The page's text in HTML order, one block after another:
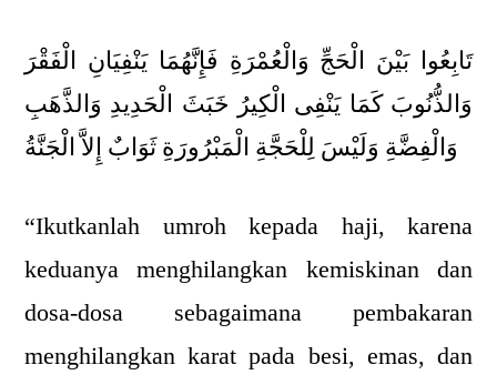
تَابِعُوا بَيْنَ الْحَجِّ وَالْعُمْرَةِ فَإِنَّهُمَا يَنْفِيَانِ الْفَقْرَ
وَالذُّنُوبَ كَمَا يَنْفِى الْكِيرُ خَبَثَ الْحَدِيدِ وَالذَّهَبِ
وَالْفِضَّةِ وَلَيْسَ لِلْحَجَّةِ الْمَبْرُورَةِ ثَوَابٌ إِلاَّ الْجَنَّةُ
“Ikutkanlah umroh kepada haji, karena
keduanya menghilangkan kemiskinan dan
dosa-dosa sebagaimana pembakaran
menghilangkan karat pada besi, emas, dan